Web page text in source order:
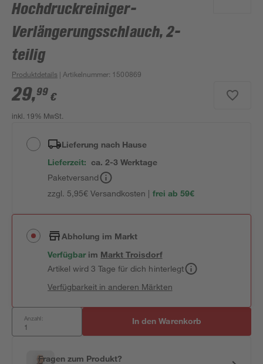
Hochdruckreiniger-
Verlängerungsschlauch, 2-
teilig
Produktdetails | Artikelnummer: 1500869
29,99 €
inkl. 19% MwSt.
Lieferung nach Hause
Lieferzeit: ca. 2-3 Werktage
Paketversand
zzgl. 5,95€ Versandkosten | frei ab 59€
Abholung im Markt
Verfügbar im MarktTroisdorf
Artikel wird 3 Tage für dich hinterlegt
Verfügbarkeit in anderen Märkten
Anzahl: In den Warenkorb
Fragen zum Produkt?